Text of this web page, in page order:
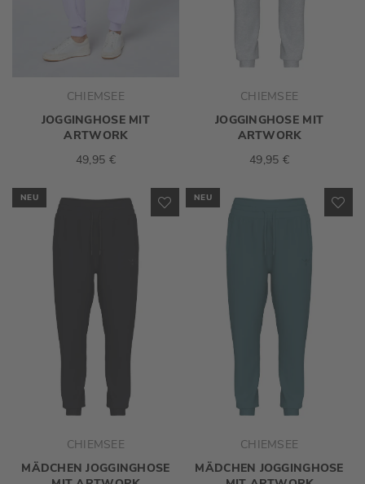
CHIEMSEE
JOGGINGHOSE MIT
ARTWORK
49,95 €
CHIEMSEE
JOGGINGHOSE MIT
ARTWORK
49,95 €
NEU
ZUR
WUNSCHLISTE
CHIEMSEE
MÄDCHEN JOGGINGHOSE
NEU
CHIEMSEE
MÄDCHEN JOGGINGHOSE